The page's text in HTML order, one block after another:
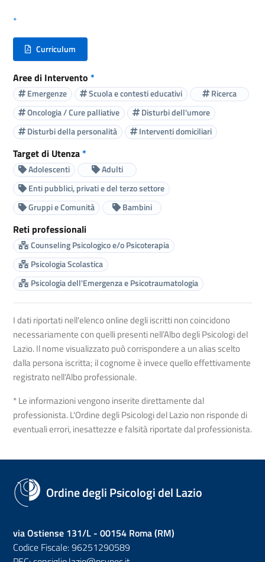
*
Curriculum
(nuova scheda - new tab)
Aree di Intervento *
Emergenze Scuola e contesti educativi
Ricerca
Oncologia / Cure palliative
Disturbi dell'umore
Disturbi della personalità
Interventi domiciliari
Target di Utenza*
Adolescenti
Adulti
Enti pubblici, privati e del terzo settore
Gruppi e Comunità
Bambini
Reti professionali
Counseling Psicologico e/o Psicoterapia
Psicologia Scolastica
Psicologia dell'Emergenza e Psicotraumatologia
I dati riportati nell'elenco online degli iscritti non coincidono
necessariamente con quelli presenti nell’Albo degli Psicologi del
Lazio. Il nome visualizzato può corrispondere a un alias scelto
dalla persona iscritta; il cognome è invece quello effettivamente
registrato nell’Albo professionale.
* Le informazioni vengono inserite direttamente dal
professionista. L'Ordine degli Psicologi del Lazio non risponde di
eventuali errori, inesattezze e falsità riportate dal professionista.
Ordine degli Psicologi del Lazio
via Ostiense 131/L - 00154 Roma (RM)
Codice Fiscale: 96251290589